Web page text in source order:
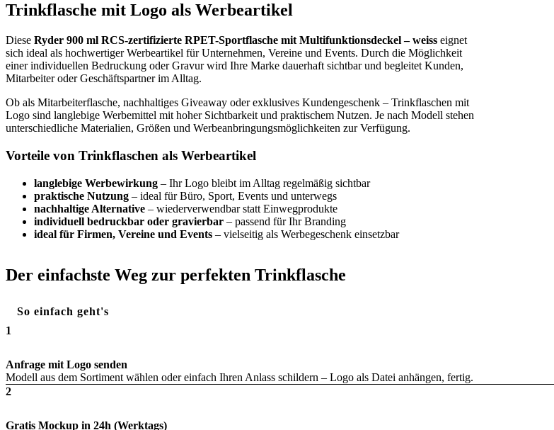
Trinkflasche mit Logo als Werbeartikel
Diese Ryder 900 ml RCS-zertifizierte RPET-Sportflasche mit Multifunktionsdeckel – weiss eignet
sich ideal als hochwertiger Werbeartikel für Unternehmen, Vereine und Events. Durch die Möglichkeit
einer individuellen Bedruckung oder Gravur wird Ihre Marke dauerhaft sichtbar und begleitet Kunden,
Mitarbeiter oder Geschäftspartner im Alltag.
Ob als Mitarbeiterflasche, nachhaltiges Giveaway oder exklusives Kundengeschenk – Trinkflaschen mit
Logo sind langlebige Werbemittel mit hoher Sichtbarkeit und praktischem Nutzen. Je nach Modell stehen
unterschiedliche Materialien, Größen und Werbeanbringungsmöglichkeiten zur Verfügung.
Vorteile von Trinkflaschen als Werbeartikel
langlebige Werbewirkung – Ihr Logo bleibt im Alltag regelmäßig sichtbar
praktische Nutzung – ideal für Büro, Sport, Events und unterwegs
nachhaltige Alternative – wiederverwendbar statt Einwegprodukte
individuell bedruckbar oder gravierbar – passend für Ihr Branding
ideal für Firmen, Vereine und Events – vielseitig als Werbegeschenk einsetzbar
Der einfachste Weg zur perfekten Trinkflasche
So einfach geht's
1
Anfrage mit Logo senden
Modell aus dem Sortiment wählen oder einfach Ihren Anlass schildern – Logo als Datei anhängen, fertig.
2
Gratis Mockup in 24h (Werktags)